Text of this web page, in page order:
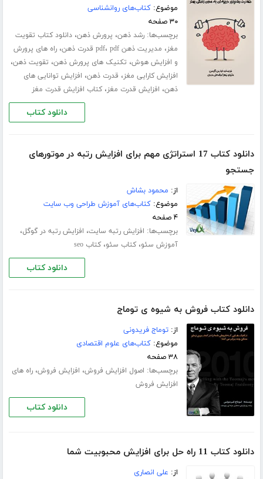
موضوع:کتاب‌های روانشناسی
۳۰ صفحه
برچسب‌ها:رشد ذهن، پرورش ذهن،دانلود کتاب تقویت
مغز، مدیریت ذهن pdf ، pdf قدرت ذهن ،راه های پرورش
و افزایش هوش، تکنیک های پرورش ذهن، تقویت ذهن،
افزایش کارایی مغز، قدرت ذهن، افزایش توانایی های
ذهن، افزایش قدرت مغز،کتاب افزایش قدرت مغز
دانلود کتاب
دانلود کتاب 17 استراتژی مهم برای افزایش رتبه در موتورهای
جستجو
از: محمود بشاش
موضوع:کتاب‌های آموزش طراحی وب سایت
۴ صفحه
برچسب‌ها: افزایش رتبه سایت، افزایش رتبه در گوگل،
آموزش سئو،کتاب سئو،کتاب seo
دانلود کتاب
دانلود کتاب فروش به شیوه ی توماج
از:توماج فریدونی
موضوع:کتاب‌های علوم اقتصادی
۳۸ صفحه
برچسب‌ها: اصول افزایش فروش، افزایش فروش،راه های
افزایش فروش
دانلود کتاب
دانلود کتاب 11 راه حل برای افزایش محبوبیت شما
از: علی انصاری